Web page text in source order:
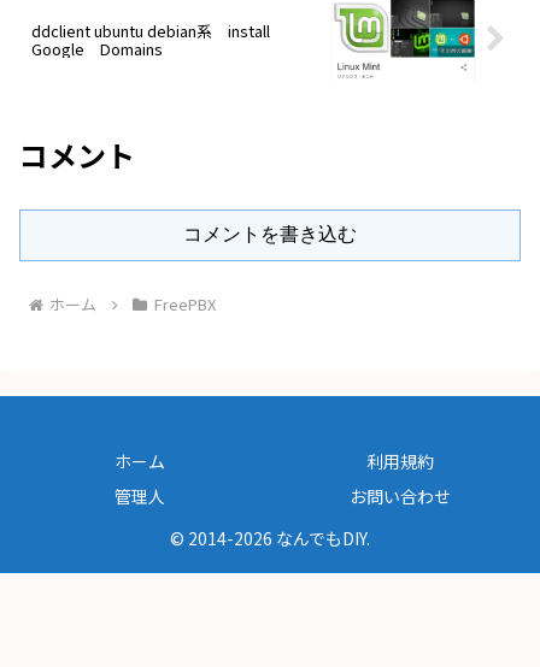
ddclient ubuntu debian系 install
Google Domains
コメント
コメントを書き込む
ホーム FreePBX
ホーム
利用規約
管理人
お問い合わせ
© 2014-2026 なんでもDIY.